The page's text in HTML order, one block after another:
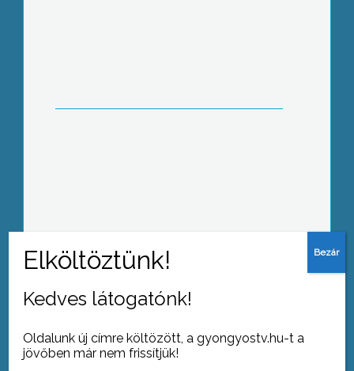
Kedves látogatónk!
Oldalunk új címre költözött, a gyongyostv.hu-t a
jövőben már nem frissítjük!